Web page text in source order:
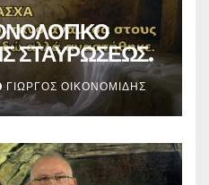
ΣΤΑΥΡΩΣΕΩΣ.
ΓΙΏΡΓΟΣ ΟΙΚΟΝΟΜΊΔΗΣ